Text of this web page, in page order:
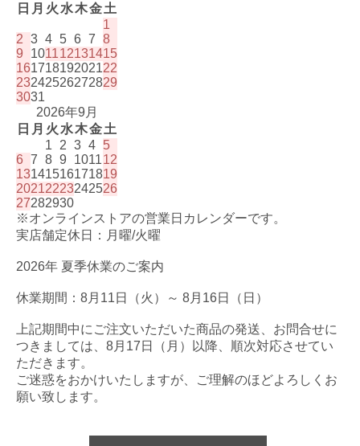
日 月 火 水木金土
1
2 3 4 5 6 7 8
9
101112131415
16171819202122
23242526272829
3031
2026年9月
日 月 火 水木金土
1
2 3 4 5
6 7 8 9 101112
13141516171819
20212223242526
27282930
※オンラインストアの営業日カレンダーです。
実店舗定休日：月曜/火曜
2026年 夏季休業のご案内
休業期間：8月11日（火）～ 8月16日（日）
上記期間中にご注文いただいた商品の発送、お問合せに
つきましては、8月17日（月）以降、順次対応させてい
ただきます。
ご迷惑をおかけいたしますが、ご理解のほどよろしくお
願い致します。